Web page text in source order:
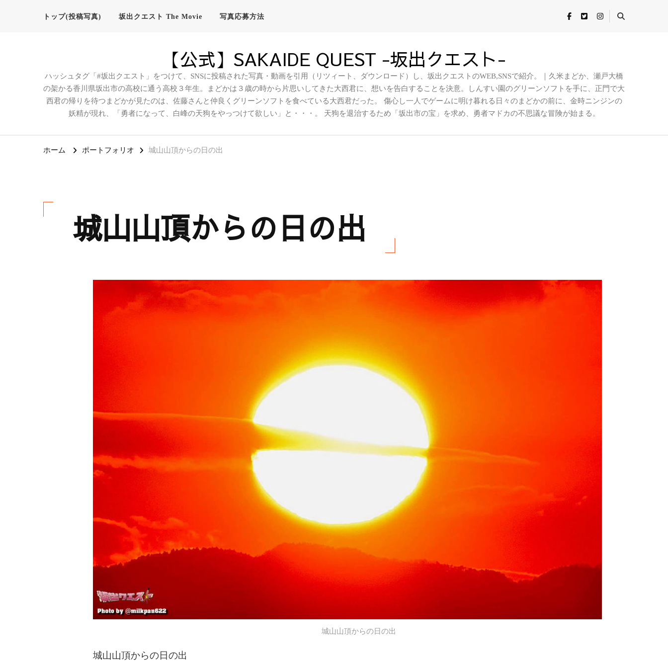
トップ(投稿写真) 坂出クエスト The Movie 写真応募方法
【公式】SAKAIDE QUEST -坂出クエスト-
ハッシュタグ「#坂出クエスト」をつけて、SNSに投稿された写真・動画を引用（リツィート、ダウンロード）し、坂出クエストのWEB,SNSで紹介。｜久米まどか、瀬戸大橋
の架かる香川県坂出市の高校に通う高校３年生。まどかは３歳の時から片思いしてきた大西君に、想いを告白することを決意。しんすい園のグリーンソフトを手に、正門で大
西君の帰りを待つまどかが見たのは、佐藤さんと仲良くグリーンソフトを食べている大西君だった。 傷心し一人でゲームに明け暮れる日々のまどかの前に、金時ニンジンの
妖精が現れ、「勇者になって、白峰の天狗をやっつけて欲しい」と・・・。 天狗を退治するため「坂出市の宝」を求め、勇者マドカの不思議な冒険が始まる。
ホーム ポートフォリオ 城山山頂からの日の出
城山山頂からの日の出
城山山頂からの日の出
城山山頂からの日の出